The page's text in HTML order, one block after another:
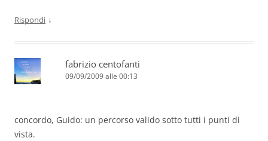
Rispondi ↓
fabrizio centofanti
09/09/2009 alle 00:13
concordo, Guido: un percorso valido sotto tutti i punti di
vista.